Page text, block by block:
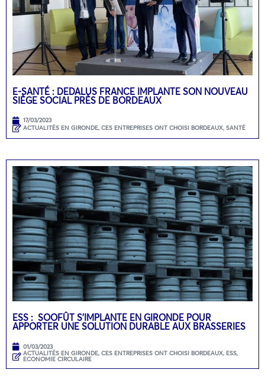
E-SANTÉ : DEDALUS FRANCE IMPLANTE SON NOUVEAU
SIÈGE SOCIAL PRÈS DE BORDEAUX
17/03/2023
ACTUALITÉS EN GIRONDE, CES ENTREPRISES ONT CHOISI BORDEAUX, SANTÉ
ESS : SOOFÛT S’IMPLANTE EN GIRONDE POUR
APPORTER UNE SOLUTION DURABLE AUX BRASSERIES
01/03/2023
ACTUALITÉS EN GIRONDE, CES ENTREPRISES ONT CHOISI BORDEAUX, ESS,
ECONOMIE CIRCULAIRE